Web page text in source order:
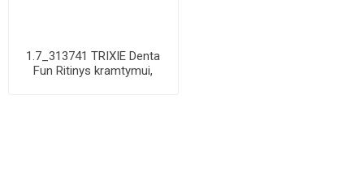
1.7_313741 TRIXIE Denta
Fun Ritinys kramtymui,